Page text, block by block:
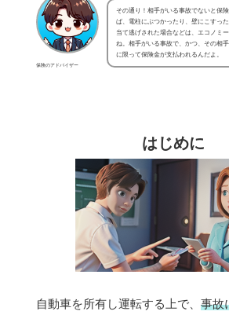
保険のアドバイザー
その通り！相手がいる事故でないと保
ば、電柱にぶつかったり、壁にこすっ
当て逃げされた場合などは、エコノミ
ね。相手がいる事故で、かつ、その相
に限って保険金が支払われるんだよ。
はじめに
自動車を所有し運転する上で、 事故